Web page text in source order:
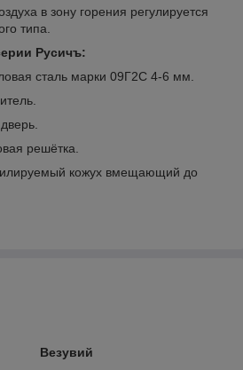
в зону горения регулируется
типа.
Русичъ:
сталь марки 09Г2С 4-6 мм.
решётка.
кожух вмещающий до
Везувий